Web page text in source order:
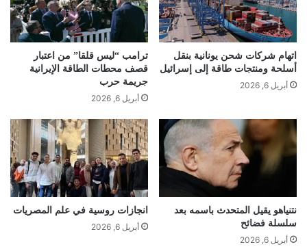
اتهام شركات شحن يونانية بنقل
أسلحة ومنتجات طاقة إلى إسرائيل
أبريل 6, 2026
ترامب “ليس قلقا” من اعتبار
قصف محطات الطاقة الإيرانية
جريمة حرب
أبريل 6, 2026
نتنياهو يقيل المتحدث باسمه بعد
سلسلة فضائح
أبريل 6, 2026
انجازات روسية في علم المصريات
أبريل 6, 2026